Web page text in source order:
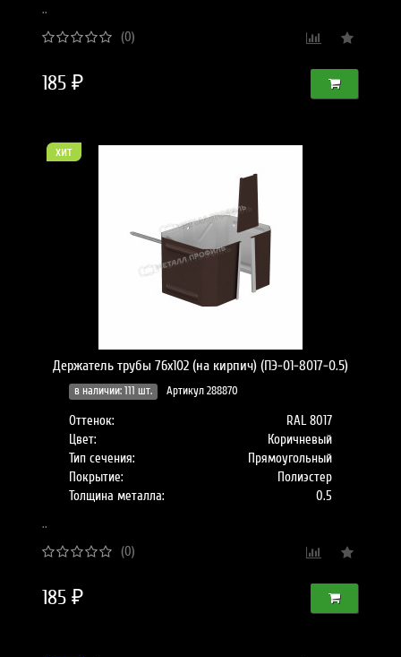
..
(0)
185 ₽
хит
Держатель трубы 76х102 (на кирпич) (ПЭ-01-8017-0.5)
в наличии: 111 шт. Артикул 288870
Оттенок:
RAL 8017
Цвет:
Коричневый
Тип сечения:
Прямоугольный
Покрытие:
Полиэстер
Толщина металла:
0.5
..
(0)
185 ₽